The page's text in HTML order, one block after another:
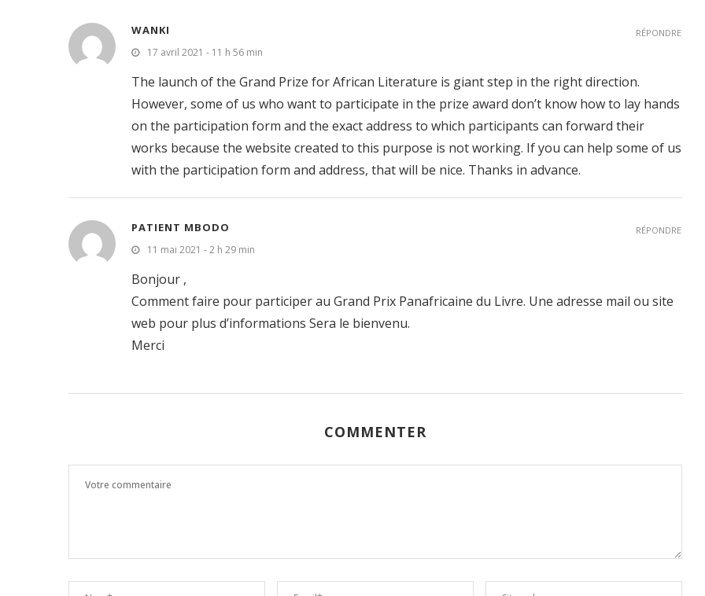
WANKI
17 avril 2021 - 11 h 56 min
The launch of the Grand Prize for African Literature is giant step in the right direction.
However, some of us who want to participate in the prize award don’t know how to lay hands
on the participation form and the exact address to which participants can forward their
works because the website created to this purpose is not working. If you can help some of us
with the participation form and address, that will be nice. Thanks in advance.
RÉPONDRE
PATIENT MBODO
11 mai 2021 - 2 h 29 min
Bonjour ,
Comment faire pour participer au Grand Prix Panafricaine du Livre. Une adresse mail ou site
web pour plus d’informations Sera le bienvenu.
Merci
RÉPONDRE
COMMENTER